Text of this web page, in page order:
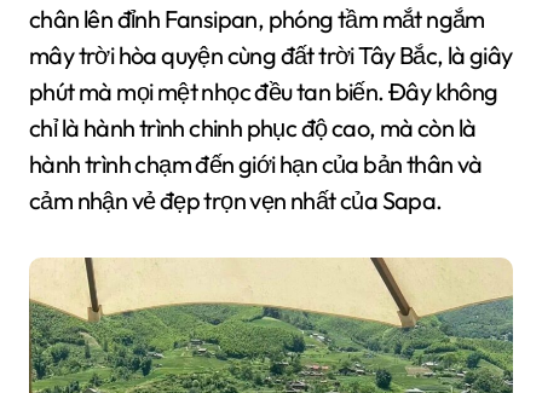
chân lên đỉnh Fansipan, phóng tầm mắt ngắm
mây trời hòa quyện cùng đất trời Tây Bắc, là giây
phút mà mọi mệt nhọc đều tan biến. Đây không
chỉ là hành trình chinh phục độ cao, mà còn là
hành trình chạm đến giới hạn của bản thân và
cảm nhận vẻ đẹp trọn vẹn nhất của Sapa.